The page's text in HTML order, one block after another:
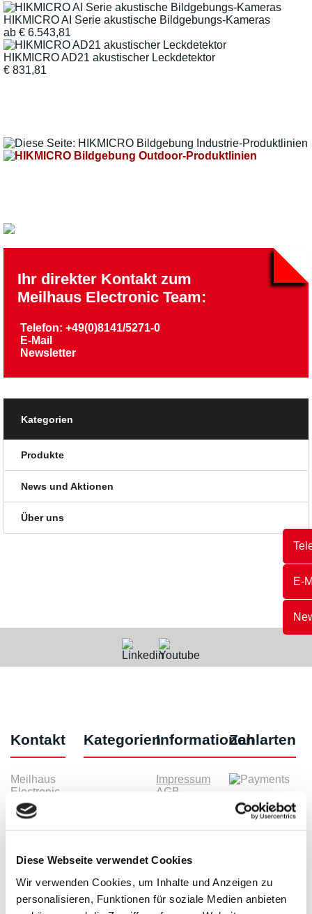
Diese Webseite verwendet Cookies
Wir verwenden Cookies, um Inhalte und Anzeigen zu
personalisieren, Funktionen für soziale Medien anbieten
E-
HIKMICRO AI Serie akustische Bildgebungs-Kameras
ab € 6.543,81
HIKMICRO AD21 akustischer Leckdetektor
€ 831,81
Ihr direkter Kontakt zum
Meilhaus Electronic Team:
Telefon: +49(0)8141/5271-0
E-Mail
Newsletter
Kategorien
Produkte
News und Aktionen
Über uns
Kontakt
Meilhaus
Electronic
GmbH
Am
Tel.:
+49(0)8141/5271-
0
sales@meilhaus.de
KategorienInformationen
Impressum
AGB
ISO9001:2015-
zertifiziert
Zahlarten